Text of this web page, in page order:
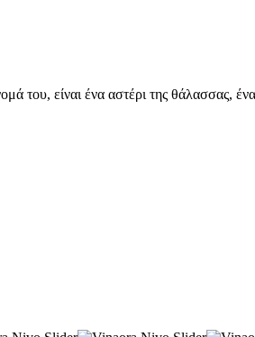
του, είναι ένα αστέρι της θάλασσας,